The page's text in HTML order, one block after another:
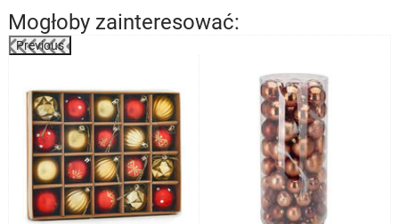
Mogłoby zainteresować:
Previous